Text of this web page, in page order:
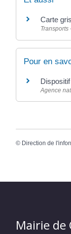
Carte
Transports
Pour en
Agence
© Direction de
Mairie de